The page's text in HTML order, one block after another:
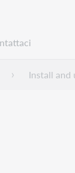
Install and